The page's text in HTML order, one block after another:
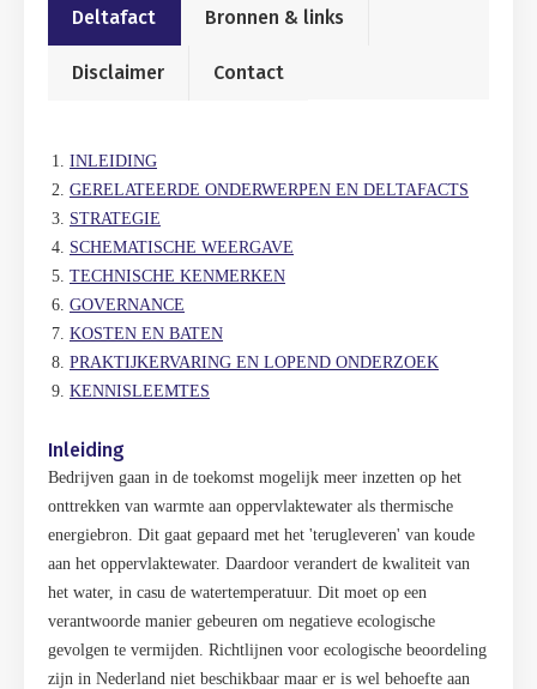
Deltafact Bronnen & links
Disclaimer Contact
INLEIDING
GERELATEERDE ONDERWERPEN EN DELTAFACTS
STRATEGIE
SCHEMATISCHE WEERGAVE
TECHNISCHE KENMERKEN
GOVERNANCE
KOSTEN EN BATEN
PRAKTIJKERVARING EN LOPEND ONDERZOEK
KENNISLEEMTES
Inleiding
Bedrijven gaan in de toekomst mogelijk meer inzetten op het
onttrekken van warmte aan oppervlaktewater als thermische
energiebron. Dit gaat gepaard met het 'terugleveren' van koude
aan het oppervlaktewater. Daardoor verandert de kwaliteit van
het water, in casu de watertemperatuur. Dit moet op een
verantwoorde manier gebeuren om negatieve ecologische
gevolgen te vermijden. Richtlijnen voor ecologische beoordeling
zijn in Nederland niet beschikbaar maar er is wel behoefte aan